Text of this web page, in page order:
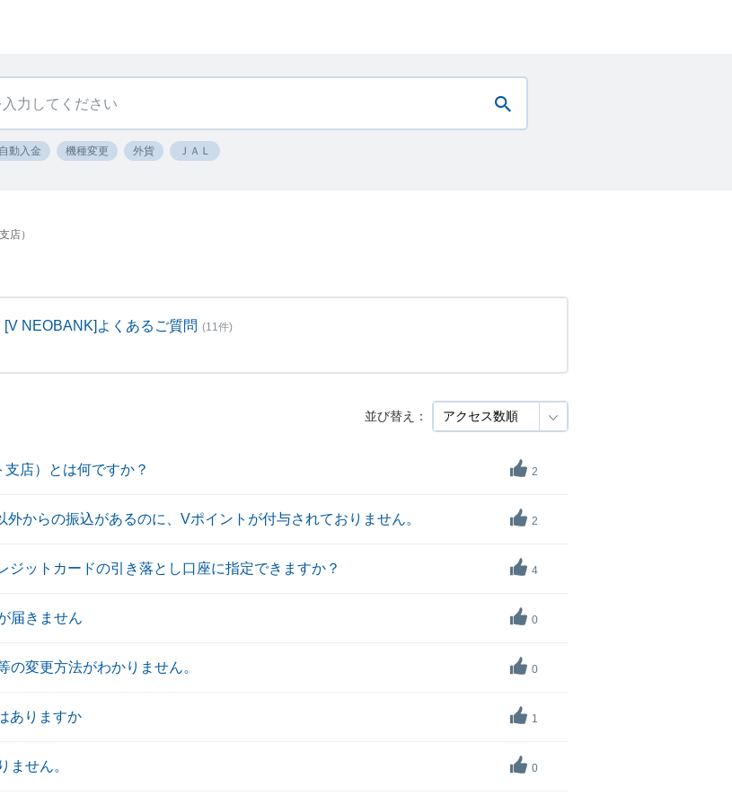
動入金 機種変更 外貨 ＪＡＬ
店）
[V NEOBANK]よくあるご質問 (11件)
並び替え：
店）とは何ですか？ 2
からの振込があるのに、Vポイントが付与されておりません。 2
ジットカードの引き落とし口座に指定できますか？ 4
届きません 0
の変更方法がわかりません。 0
ありますか 1
ません。 0